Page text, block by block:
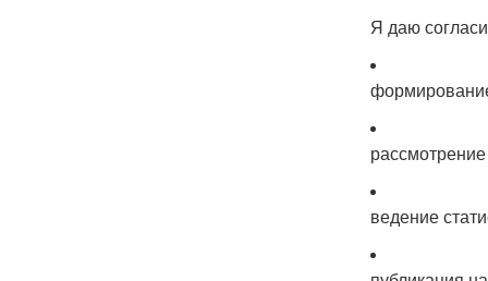
Я даю
ведение